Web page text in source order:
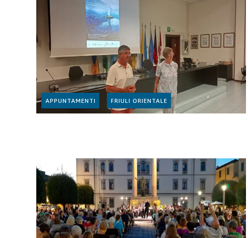
APPUNTAMENTI FRIULI ORIENTALE